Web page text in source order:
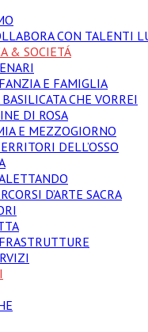
CON TALENTI
& SOCIETÁ
E FAMIGLIA
BASILICATA CHE VORREI
DI ROSA
E MEZZOGIORNO
DELL’OSSO
D’ARTE SACRA